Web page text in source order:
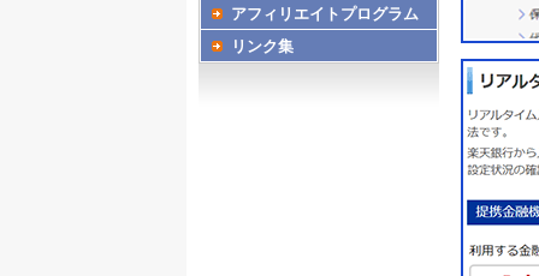
アフィリエイトプログラム
リンク集